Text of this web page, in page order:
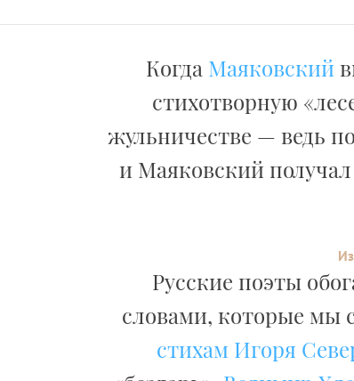
Когда Маяковский
стихотворную
жульничестве — ведь
и Маяковский
Русские поэты
словами, которые мы
стихам Игоря